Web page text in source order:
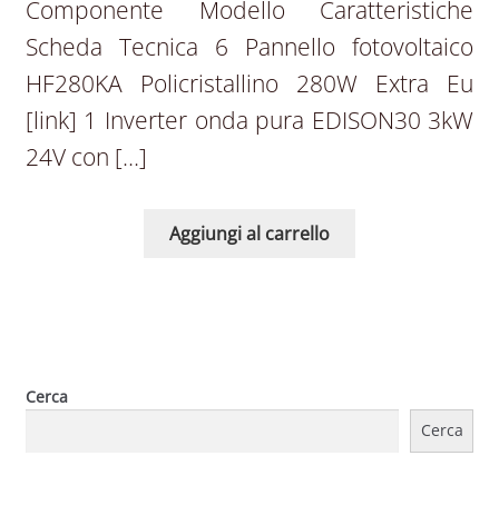
Componente Modello Caratteristiche
Scheda Tecnica 6 Pannello fotovoltaico
HF280KA Policristallino 280W Extra Eu
[link] 1 Inverter onda pura EDISON30 3kW
24V con […]
Aggiungi al carrello
Cerca
Cerca